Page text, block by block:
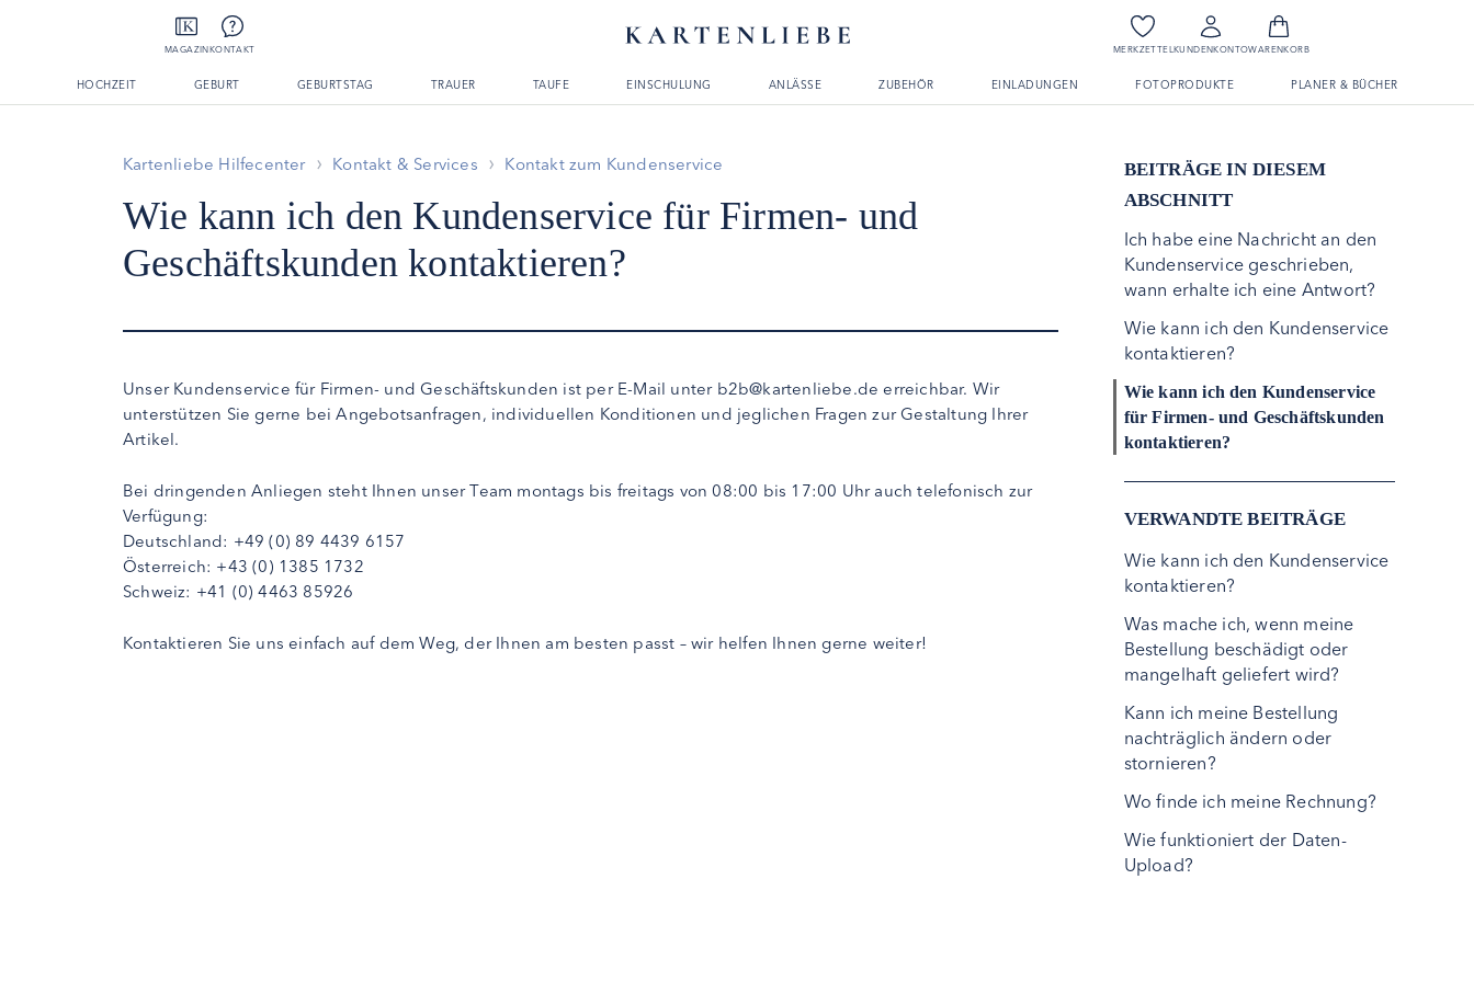
MAGAZINKONTAKT MERKZETTELKUNDENKONTOWARENKORB
HOCHZEIT GEBURT GEBURTSTAG TRAUER TAUFE EINSCHULUNG ANLÄSSE ZUBEHÖR EINLADUNGEN FOTOPRODUKTE PLANER & BÜCHER
Kartenliebe Hilfecenter Kontakt & Services Kontakt zum Kundenservice
Wie kann ich den Kundenservice für Firmen- und
Geschäftskunden kontaktieren?
Unser Kundenservice für Firmen- und Geschäftskunden ist per E-Mail unter b2b@kartenliebe.de erreichbar. Wir
unterstützen Sie gerne bei Angebotsanfragen, individuellen Konditionen und jeglichen Fragen zur Gestaltung Ihrer
Artikel.
Bei dringenden Anliegen steht Ihnen unser Team montags bis freitags von 08:00 bis 17:00 Uhr auch telefonisch zur
Verfügung:
Deutschland: +49 (0) 89 4439 6157
Österreich: +43 (0) 1385 1732
Schweiz: +41 (0) 4463 85926
Kontaktieren Sie uns einfach auf dem Weg, der Ihnen am besten passt – wir helfen Ihnen gerne weiter!
BEITRÄGE IN DIESEM
ABSCHNITT
Ich habe eine Nachricht an den
Kundenservice geschrieben,
wann erhalte ich eine Antwort?
Wie kann ich den Kundenservice
kontaktieren?
Wie kann ich den Kundenservice
für Firmen- und Geschäftskunden
kontaktieren?
VERWANDTE BEITRÄGE
Wie kann ich den Kundenservice
kontaktieren?
Was mache ich, wenn meine
Bestellung beschädigt oder
mangelhaft geliefert wird?
Kann ich meine Bestellung
nachträglich ändern oder
stornieren?
Wo finde ich meine Rechnung?
Wie funktioniert der Daten-
Upload?